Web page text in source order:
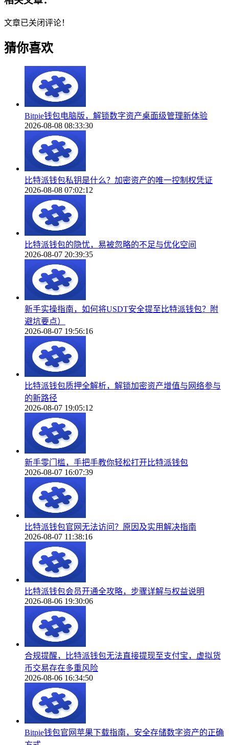
文章已关闭评论！
猜你喜欢
Bitpie钱包电脑版，解锁数字资产桌面级管理新体验
2026-08-08 08:33:30
比特派钱包私钥是什么？加密资产的唯一控制权凭证
2026-08-08 07:02:12
比特派钱包的隐忧，易被忽略的不足与优化空间
2026-08-07 20:39:35
新手实操指南，如何将USDT安全提至比特派钱包？附
避坑要点）
2026-08-07 19:56:16
比特派钱包质押全解析，解锁加密资产增值与网络参与
的新路径
2026-08-07 19:05:12
新手零门槛，手把手教你轻松打开比特派钱包
2026-08-07 16:07:39
比特派钱包官网无法访问？原因及实用解决指南
2026-08-07 11:38:16
比特派钱包会员开通全攻略，步骤详解与权益说明
2026-08-06 19:30:06
合规提醒，比特派钱包无法直接提现至支付宝，虚拟货
币交易存在多重风险
2026-08-06 16:34:50
Bitpie钱包官网苹果下载指南，安全存储数字资产的正确